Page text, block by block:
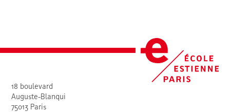
18 boulevard
Auguste-Blanqui
75013 Paris